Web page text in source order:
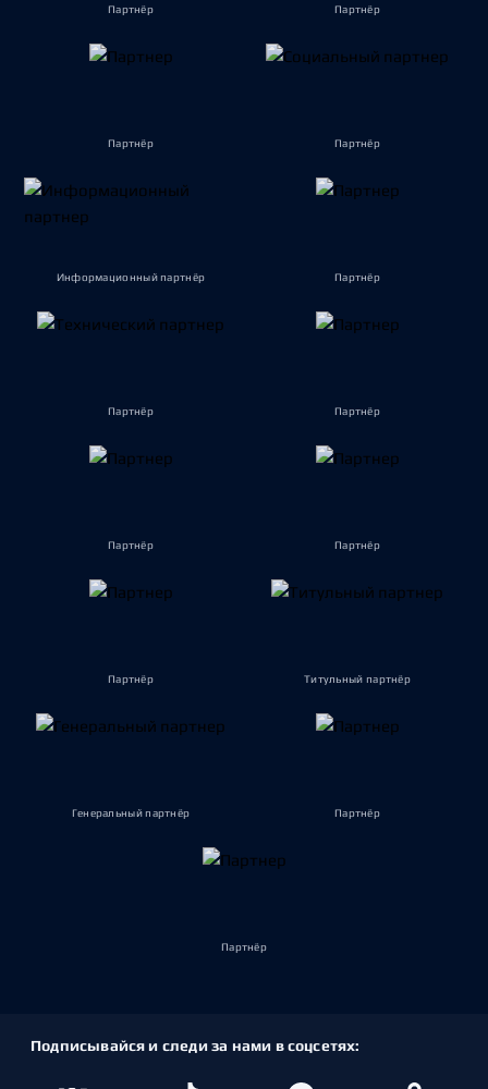
Партнёр Партнёр
Партнёр Партнёр
Информационный партнёр Партнёр
Партнёр Партнёр
Партнёр Партнёр
Партнёр Титульный партнёр
Генеральный партнёр Партнёр
Партнёр
Подписывайся и следи за нами в соцсетях: